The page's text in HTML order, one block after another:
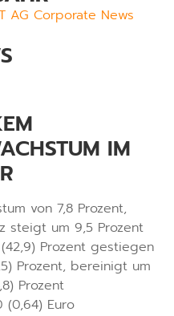
AG Corporate News
IM
von 7,8 Prozent,
steigt um 9,5 Prozent
Prozent gestiegen
Prozent, bereinigt um
Prozent
Euro